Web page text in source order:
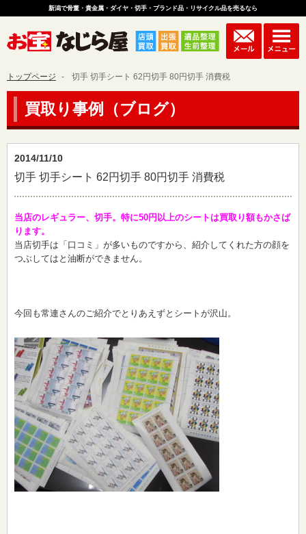
新潟で骨董・貴金属・ダイヤ・切手・ブランド品・リサイクル品を売るなら
トップページ 切手 切手シート 62円切手 80円切手 消費税
買取り事例（ブログ）
2014/11/10
切手 切手シート 62円切手 80円切手 消費税
当店のレギュラー、切手。特に50円以上のシートは買取り額もかさば
ります。
当店切手は「口コミ」が多いものですから、紹介してくれた方の顔を
つぶしてはと油断ができません。
今回も常連さんのご紹介でとりあえずとシートが沢山。